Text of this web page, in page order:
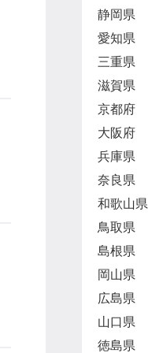
静岡県
愛知県
三重県
滋賀県
京都府
大阪府
兵庫県
奈良県
和歌山県
鳥取県
島根県
岡山県
広島県
山口県
徳島県